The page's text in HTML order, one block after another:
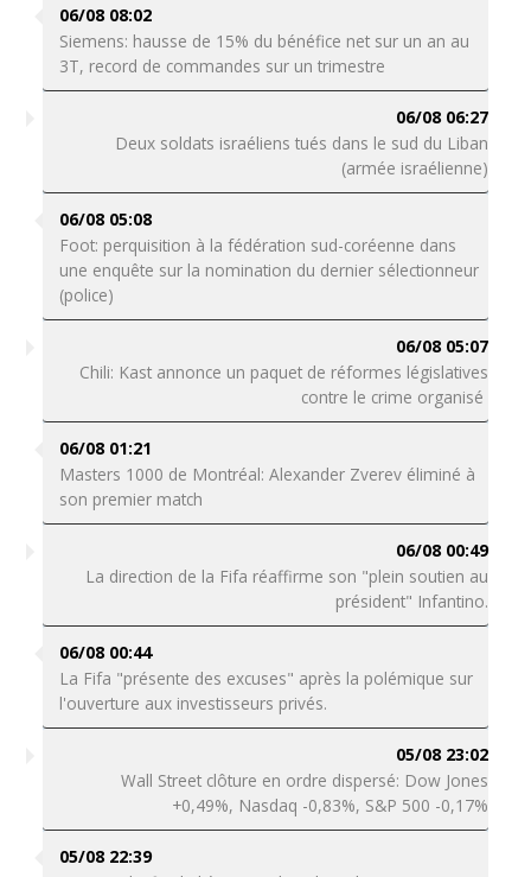
06/08 08:02
Siemens: hausse de 15% du bénéfice net sur un an au
3T, record de commandes sur un trimestre
06/08 06:27
Deux soldats israéliens tués dans le sud du Liban
(armée israélienne)
06/08 05:08
Foot: perquisition à la fédération sud-coréenne dans
une enquête sur la nomination du dernier sélectionneur
(police)
06/08 05:07
Chili: Kast annonce un paquet de réformes législatives
contre le crime organisé
06/08 01:21
Masters 1000 de Montréal: Alexander Zverev éliminé à
son premier match
06/08 00:49
La direction de la Fifa réaffirme son "plein soutien au
président" Infantino.
06/08 00:44
La Fifa "présente des excuses" après la polémique sur
l'ouverture aux investisseurs privés.
05/08 23:02
Wall Street clôture en ordre dispersé: Dow Jones
+0,49%, Nasdaq -0,83%, S&P 500 -0,17%
05/08 22:39